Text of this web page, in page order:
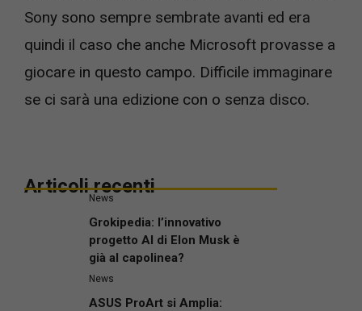
Sony sono sempre sembrate avanti ed era
quindi il caso che anche Microsoft provasse a
giocare in questo campo. Difficile immaginare
se ci sarà una edizione con o senza disco.
Articoli recenti
News
Grokipedia: l’innovativo
progetto AI di Elon Musk è
già al capolinea?
News
ASUS ProArt si Amplia: